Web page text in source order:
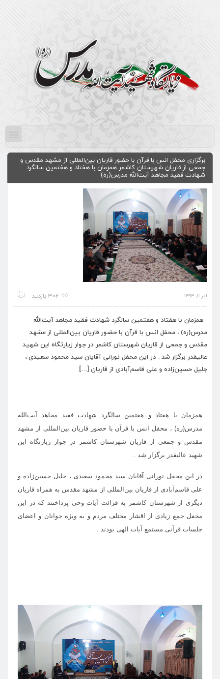
برگزاری محفل انس با قرآن با حضور قاریان بین‌المللی از مشهد مقدس و
جمعی از قاریان شهرستان کاشمر همزمان با هفتاد و هفتمین سالگرد
شهادت فقید مجاهد آیت‌الله مدرس(ره)
آذر ۱۱, ۱۳۹۳ 306 بازدید
همزمان با هفتاد و هفتمین سالگرد شهادت فقید مجاهد آیت‌الله
مدرس(ره) ، محفل انس با قرآن با حضور قاریان بین‌المللی از مشهد
مقدس و جمعی از قاریان شهرستان کاشمر در جوار زیارتگاه این شهید
عالیقدر برگزار شد . در این محفل نورانی آقایان سید محمود سعیدی ،
جلیل حسین‌زاده و علی قاسم‌آبادی از قاریان […]
همزمان با هفتاد و هفتمین سالگرد شهادت فقید مجاهد آیت‌الله
مدرس(ره) ، محفل انس با قرآن با حضور قاریان بین‌المللی از مشهد
مقدس و جمعی از قاریان شهرستان کاشمر در جوار زیارتگاه این
شهید عالیقدر برگزار شد .
در این محفل نورانی آقایان سید محمود سعیدی ، جلیل حسین‌زاده و
علی قاسم‌آبادی از قاریان بین‌المللی از مشهد مقدس به همراه قاریان
دیگری از شهرستان کاشمر به قرائت آیات وحی پرداختند که در این
محفل جمع زیادی از اقشار مختلف مردم و به ویژه جوانان و اعضای
جلسات قرآنی مستمع آیات الهی بودند .